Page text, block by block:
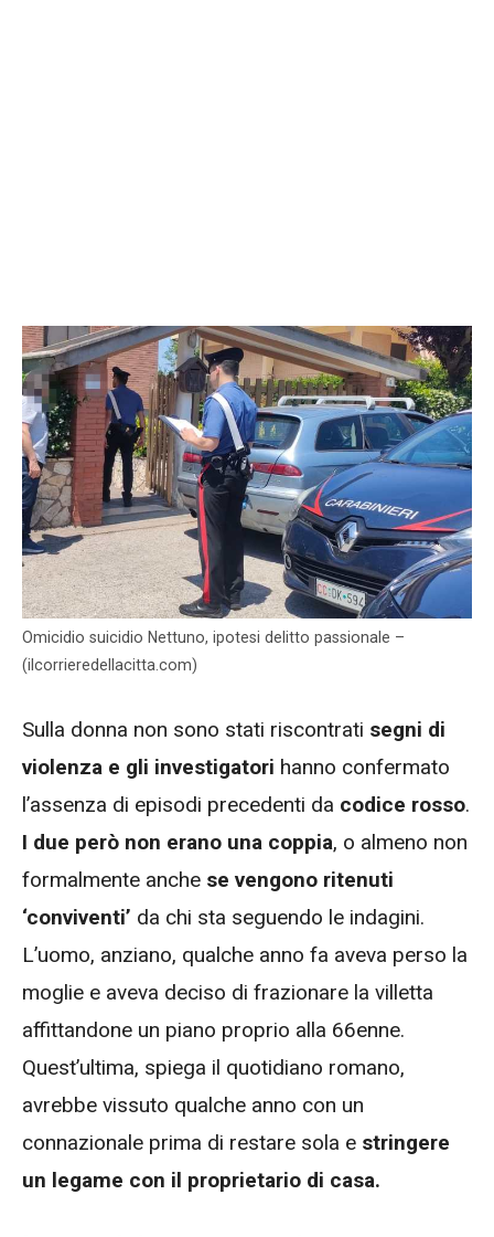
Omicidio suicidio Nettuno, ipotesi delitto passionale –
(ilcorrieredellacitta.com)
Sulla donna non sono stati riscontrati segni di
violenza e gli investigatori hanno confermato
l’assenza di episodi precedenti da codice rosso.
I due però non erano una coppia, o almeno non
formalmente anche se vengono ritenuti
‘conviventi’ da chi sta seguendo le indagini.
L’uomo, anziano, qualche anno fa aveva perso la
moglie e aveva deciso di frazionare la villetta
affittandone un piano proprio alla 66enne.
Quest’ultima, spiega il quotidiano romano,
avrebbe vissuto qualche anno con un
connazionale prima di restare sola e stringere
un legame con il proprietario di casa.